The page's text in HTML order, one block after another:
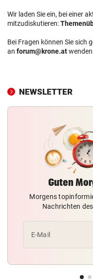
Wir laden Sie ein, bei einer
mitzudiskutieren:
Bei Fragen können Sie sich
an forum@krone.at
NEWSLETTER
Guten
Morgens
Nachrichten
E-Mail